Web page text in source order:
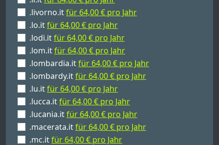
.livorno.itfür 64,00 € pro Jahr
.lo.itfür 64,00 € pro Jahr
.lodi.itfür 64,00 € pro Jahr
.lom.itfür 64,00 € pro Jahr
.lombardia.itfür 64,00 € pro Jahr
.lombardy.itfür 64,00 € pro Jahr
.lu.itfür 64,00 € pro Jahr
.lucca.itfür 64,00 € pro Jahr
.lucania.itfür 64,00 € pro Jahr
.macerata.itfür 64,00 € pro Jahr
.mc.itfür 64,00 € pro Jahr